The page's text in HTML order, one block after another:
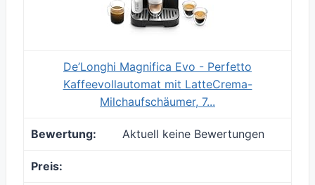
De’Longhi Magnifica Evo - Perfetto
Kaffeevollautomat mit LatteCrema-
Milchaufschäumer, 7...
Aktuell keine Bewertungen